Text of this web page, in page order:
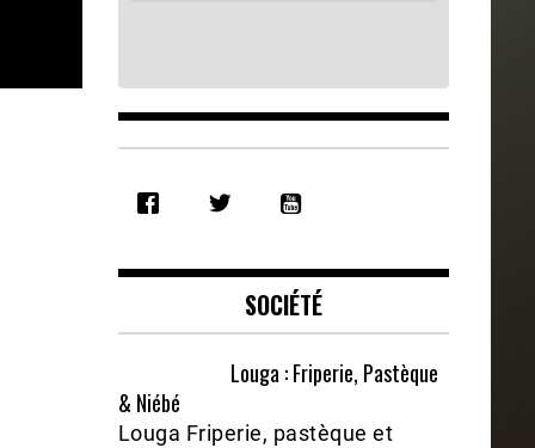
RSS FEED
EMBED
SOCIÉTÉ
Louga : Friperie, Pastèque
& Niébé
Louga Friperie, pastèque et